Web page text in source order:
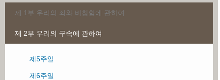
제 1부 우리의 죄와 비참함에 관하여
제1주일
제2주일
제3주일
제 2부 우리의 구속에 관하여
제5주일
제6주일